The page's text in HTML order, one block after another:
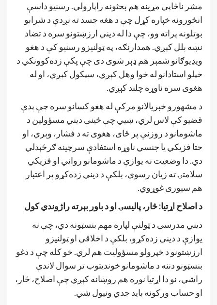
مشر ناڅاپي مړینه هم بحثونه راپارولي. رسنیو داسې
انځورونه خپاره کړل چې د هغه جسد ته نږدې د شرابو
بوتلونه پراته وو، چې دا له دیني ارزښتونو سره د تضاد
نښه بلل کېږي. همدارنګه، په ټولنیزو رسنیو کې د هغو
ویډیوګانو شمېر هم ډېر شوی دی چې پکې زده‌کوونکي د
خپلو استادانو له خوا وهل کېږي، سپکول کېږي، او له
هغوی سره ناوړه چلند کېږي.
د مشهورو خبریالانو مرکې له هغو کسانو سره چې پدې
قضیو کې لاس لري، ښيي چې ځینې دیني مسؤولین د
ماشومانو د روزنې پر ځای، هغوی ته د فشار، وېري، او
حتا فزیکي یا جنسي ناوړه استفادې سرچینه ګرځېدلي
دي. دا وضعیت نه یوازې د ماشومانو رواني او فزیکي
سلامتۍ ته زیان رسوي، بلکې د دیني زده‌کړو پر اعتبار
هم سیوری غوړوي.
د اصلاح اړتیا: څار، پالیسۍ او د باور بېرته راژونديکول
دیني مدرسې د ټولنې لپاره مهم بنسټونه دي، چې نه
یوازې د دیني زده‌کړو، بلکې د اخلاقي او ټولنیزو
ارزښتونو د خپرولو مسؤولیت هم لري. خو کله چې د دغو
بنسټونو دننه د ماشومانو خوندیتوب تر سوال لاندې
راشي، نو دا اړتیا نوره هم روښانه کېږي چې اصلاح، څار،
او حساب ورکونه باید جدي ونیول شي.